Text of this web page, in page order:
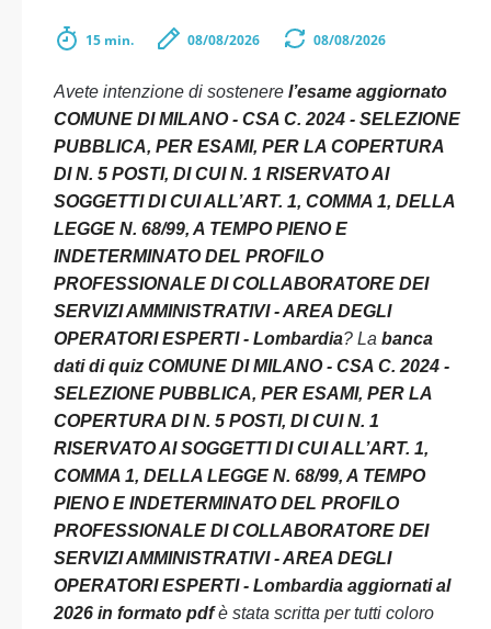
15 min. 08/08/2026 08/08/2026
Avete intenzione di sostenere l’esame aggiornato
COMUNE DI MILANO - CSA C. 2024 - SELEZIONE
PUBBLICA, PER ESAMI, PER LA COPERTURA
DI N. 5 POSTI, DI CUI N. 1 RISERVATO AI
SOGGETTI DI CUI ALL’ART. 1, COMMA 1, DELLA
LEGGE N. 68/99, A TEMPO PIENO E
INDETERMINATO DEL PROFILO
PROFESSIONALE DI COLLABORATORE DEI
SERVIZI AMMINISTRATIVI - AREA DEGLI
OPERATORI ESPERTI - Lombardia? La banca
dati di quiz COMUNE DI MILANO - CSA C. 2024 -
SELEZIONE PUBBLICA, PER ESAMI, PER LA
COPERTURA DI N. 5 POSTI, DI CUI N. 1
RISERVATO AI SOGGETTI DI CUI ALL’ART. 1,
COMMA 1, DELLA LEGGE N. 68/99, A TEMPO
PIENO E INDETERMINATO DEL PROFILO
PROFESSIONALE DI COLLABORATORE DEI
SERVIZI AMMINISTRATIVI - AREA DEGLI
OPERATORI ESPERTI - Lombardia aggiornati al
2026 in formato pdfè stata scritta per tutti coloro